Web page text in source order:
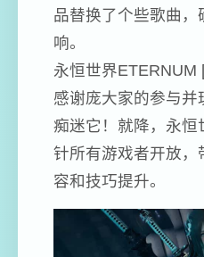
品替换了个些歌曲
响。
永恒世界ETERNUM
感谢庞大家的参与
痴迷它！就降，永恒
针所有游戏者开放，
容和技巧提升。